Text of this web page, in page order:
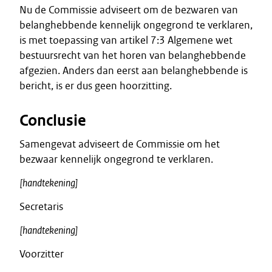
Nu de Commissie adviseert om de bezwaren van
belanghebbende kennelijk ongegrond te verklaren,
is met toepassing van artikel 7:3 Algemene wet
bestuursrecht van het horen van belanghebbende
afgezien. Anders dan eerst aan belanghebbende is
bericht, is er dus geen hoorzitting.
Conclusie
Samengevat adviseert de Commissie om het
bezwaar kennelijk ongegrond te verklaren.
[handtekening]
Secretaris
[handtekening]
Voorzitter